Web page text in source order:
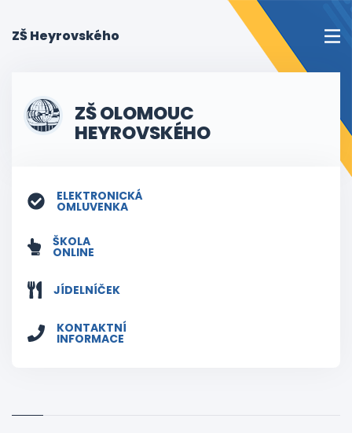
ZŠ Heyrovského
ZŠ OLOMOUC
HEYROVSKÉHO
ELEKTRONICKÁ
OMLUVENKA
ŠKOLA
ONLINE
JÍDELNÍČEK
KONTAKTNÍ
INFORMACE